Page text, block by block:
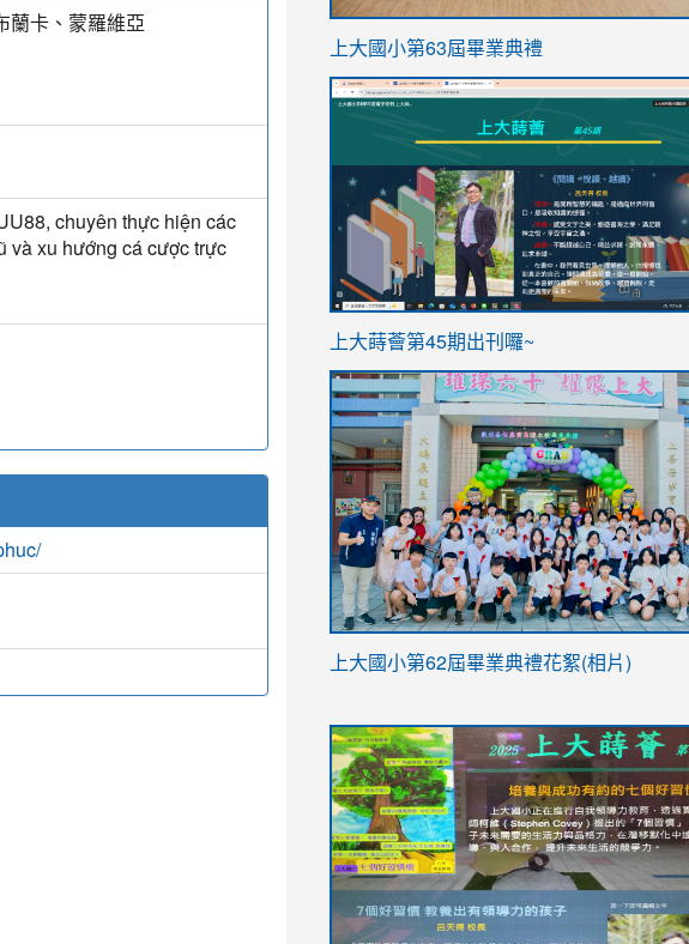
蘭卡、蒙羅維亞
chuyên thực hiện các
và xu hướng cá cược trực
link
https://sites.google.com/stes.tyc.edu.tw/
上大國小第63屆畢業典禮
link
ink
https://sites.google.com/stes.tyc.edu.tw/
link
https://sites.google.com/stes.tyc.edu.tw/
上大蒔薈第45期出刊囉~
link
YfDQppRvyMk686kIw6SBbssEIZ6WnT/
usp=sharing
上大國小第62屆畢業典禮花絮(相片)
to
https://drive.google.com/file/d/1I-
YfDQppRvyMk686kIw6SBbssEIZ6WnT/
usp=sharing
to
https://sites.google.com/stes.tyc.edu.tw/